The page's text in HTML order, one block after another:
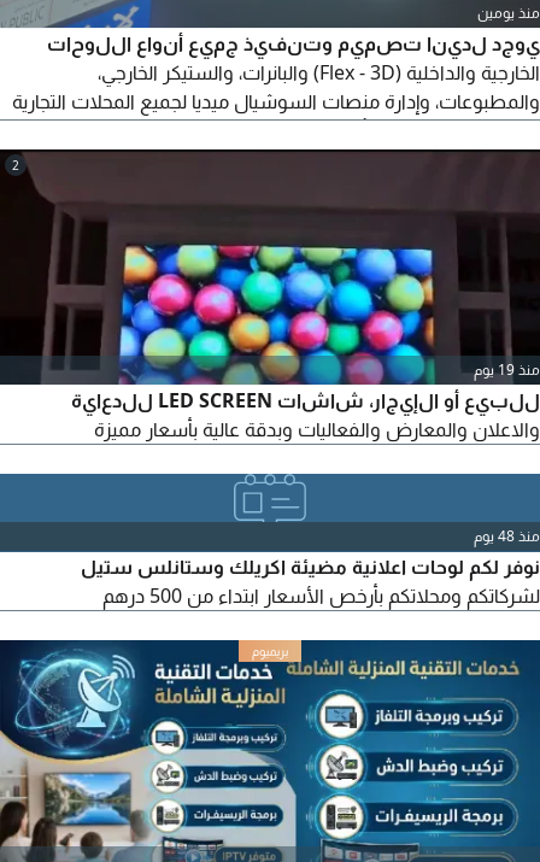
منذ يومين
يوجد لدينا تصميم وتنفيذ جميع أنواع اللوحات
الخارجية والداخلية (Flex - 3D) والبانرات، والستيكر الخارجي،
والمطبوعات، وإدارة منصات السوشيال ميديا لجميع المحلات التجارية
2
منذ 19 يوم
للبيع أو الإيجار، شاشات LED SCREEN للدعاية
والاعلان والمعارض والفعاليات وبدقة عالية بأسعار مميزة
منذ 48 يوم
نوفر لكم لوحات اعلانية مضيئة اكريلك وستانلس ستيل
لشركاتكم ومحلاتكم بأرخص الأسعار ابتداء من 500 درهم